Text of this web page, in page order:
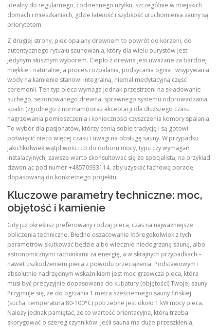
idealny do regularnego, codziennego użytku, szczególnie w miejskich
domach i mieszkaniach, gdzie łatwość i szybkość uruchomienia sauny są
priorytetem.
Z drugiej strony, piec opalany drewnem to powrót do korzeni, do
autentycznego rytuału saunowania, który dla wielu purystów jest
jedynym słusznym wyborem. Ciepło z drewna jest uważane za bardziej
miękkie i naturalne, a proces rozpalania, podsycania ognia i wsypywania
wody na kamienie stanowi integralną, niemal medytacyjną część
ceremonii. Ten typ pieca wymaga jednak przestrzeni na składowanie
suchego, sezonowanego drewna, sprawnego systemu odprowadzania
spalin (zgodnego z normami) oraz akceptacji dla dłuższego czasu
nagrzewania pomieszczenia i konieczności czyszczenia komory spalania.
To wybór dla pasjonatów, którzy cenią sobie tradycję i są gotowi
poświęcić nieco więcej czasu i uwagi na obsługę sauny. W przypadku
jakichkolwiek wątpliwości co do doboru mocy, typu czy wymagań
instalacyjnych, zawsze warto skonsultować się ze specjalistą, na przykład
dzwoniąc pod numer +48570933114, aby uzyskać fachową poradę
dopasowaną do konkretnego projektu.
Kluczowe parametry techniczne: moc,
objętość i kamienie
Gdy już określisz preferowany rodzaj pieca, czas na najważniejsze
obliczenia techniczne. Błędne oszacowanie któregokolwiek z tych
parametrów skutkować będzie albo wiecznie niedogrzaną sauną, albo
astronomicznymi rachunkami za energię, a w skrajnych przypadkach –
nawet uszkodzeniem pieca z powodu przeciążenia. Podstawowym i
absolutnie nadrzędnym wskaźnikiem jest moc grzewcza pieca, która
musi być precyzyjnie dopasowana do kubatury (objętości) Twojej sauny.
Przyjmuje się, że do ogrzania 1 metra sześciennego sauny fińskiej
(sucha, temperatura 80-100°C) potrzebne jest około 1 kW mocy pieca.
Należy jednak pamiętać, że to wartość orientacyjna, którą trzeba
skorygować o szereg czynników. Jeśli sauna ma duże przeszklenia,